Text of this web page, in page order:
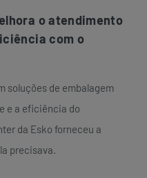
o atendimento
com o
soluções de embalagem
e a eficiência do
da Esko forneceu a
precisava.